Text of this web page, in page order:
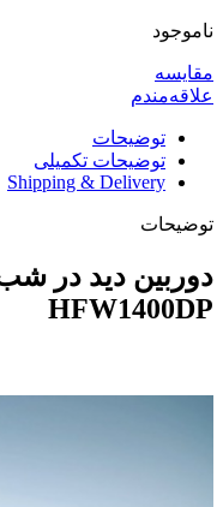
ناموجود
مقایسه
علاقه‌مندم
توضیحات
توضیحات تکمیلی
Shipping & Delivery
توضیحات
HFW1400DP